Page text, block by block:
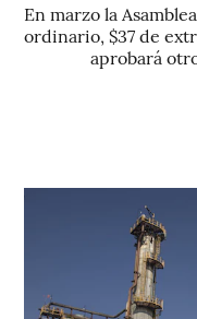
En marzo la
ordinario, $37 de
aprobará